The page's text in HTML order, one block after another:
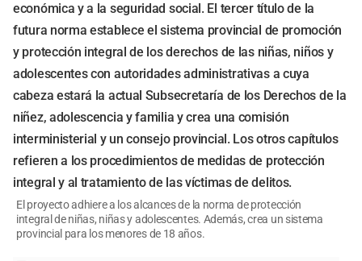
económica y a la seguridad social. El tercer título de la
futura norma establece el sistema provincial de promoción
y protección integral de los derechos de las niñas, niños y
adolescentes con autoridades administrativas a cuya
cabeza estará la actual Subsecretaría de los Derechos de la
niñez, adolescencia y familia y crea una comisión
interministerial y un consejo provincial. Los otros capítulos
refieren a los procedimientos de medidas de protección
integral y al tratamiento de las víctimas de delitos.
El proyecto adhiere a los alcances de la norma de protección
integral de niñas, niñas y adolescentes. Además, crea un sistema
provincial para los menores de 18 años.